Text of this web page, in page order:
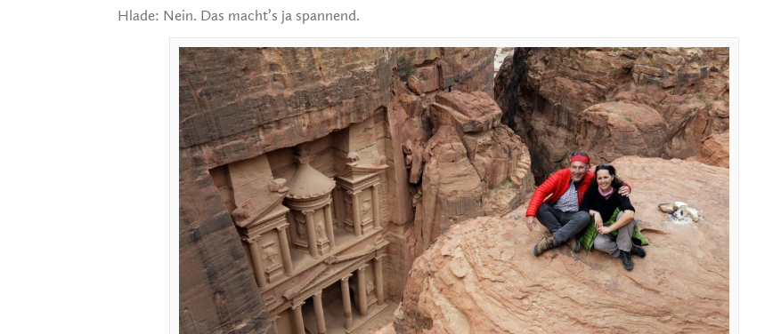
Hlade: Nein. Das macht’s ja spannend.